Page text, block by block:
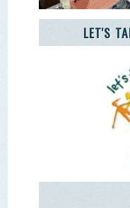
Remover Email (RGPD)
Termos de Uso |
Livro de Reclamações
Ao aceder a outras
recolha dados. Ao aceder